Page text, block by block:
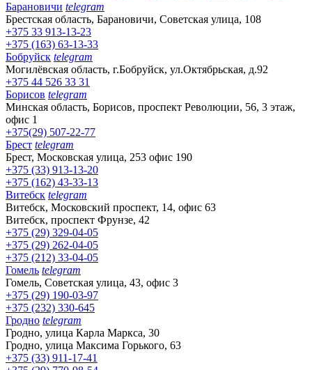
Барановичи telegram
Брестская область, Барановичи, Советская улица, 108
+375 33 913-13-23
+375 (163) 63-13-33
Бобруйск telegram
Могилёвская область, г.Бобруйск, ул.Октябрьская, д.92
+375 44 526 33 31
Борисов telegram
Минская область, Борисов, проспект Революции, 56, 3 этаж,
офис 1
+375(29) 507-22-77
Брест telegram
Брест, Московская улица, 253 офис 190
+375 (33) 913-13-20
+375 (162) 43-33-13
Витебск telegram
Витебск, Московский проспект, 14, офис 63
Витебск, проспект Фрунзе, 42
+375 (29) 329-04-05
+375 (29) 262-04-05
+375 (212) 33-04-05
Гомель telegram
Гомель, Советская улица, 43, офис 3
+375 (29) 190-03-97
+375 (232) 330-645
Гродно telegram
Гродно, улица Карла Маркса, 30
Гродно, улица Максима Горького, 63
+375 (33) 911-17-41